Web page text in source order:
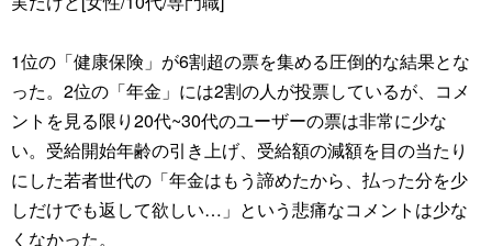
1位の「健康保険」が6割超の票を集める圧倒的な結果とな
った。2位の「年金」には2割の人が投票しているが、コメ
ントを見る限り20代~30代のユーザーの票は非常に少な
い。受給開始年齢の引き上げ、受給額の減額を目の当たり
にした若者世代の「年金はもう諦めたから、払った分を少
しだけでも返して欲しい…」という悲痛なコメントは少な
くなかった。